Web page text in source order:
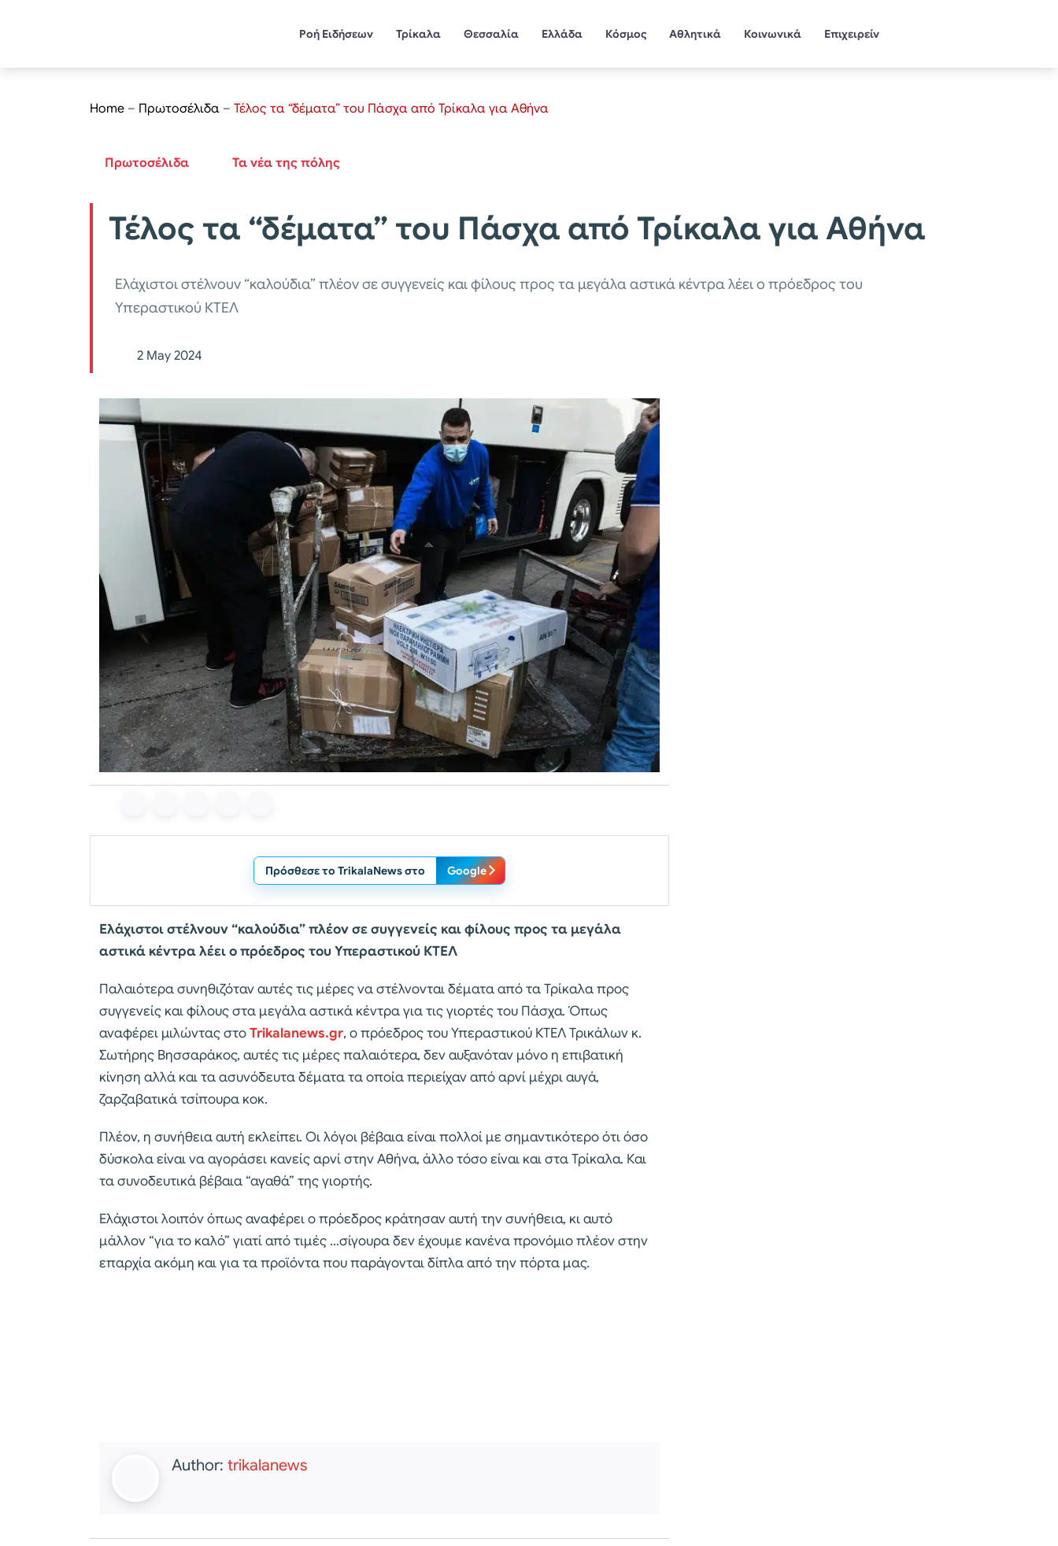
Ροή Ειδήσεων Τρίκαλα Θεσσαλία Ελλάδα Κόσμος Αθλητικά Κοινωνικά Επιχειρείν
Home – Πρωτοσέλιδα – Τέλος τα “δέματα” του Πάσχα από Τρίκαλα για Αθήνα
Πρωτοσέλιδα Τα νέα της πόλης
Τέλος τα “δέματα” του Πάσχα από Τρίκαλα για Αθήνα
Ελάχιστοι στέλνουν “καλούδια” πλέον σε συγγενείς και φίλους προς τα μεγάλα αστικά κέντρα λέει ο πρόεδρος του
Υπεραστικού ΚΤΕΛ
2 May 2024
Πρόσθεσε το TrikalaNews στο Google
Ελάχιστοι στέλνουν “καλούδια” πλέον σε συγγενείς και φίλους προς τα μεγάλα
αστικά κέντρα λέει ο πρόεδρος του Υπεραστικού ΚΤΕΛ
Παλαιότερα συνηθιζόταν αυτές τις μέρες να στέλνονται δέματα από τα Τρίκαλα προς
συγγενείς και φίλους στα μεγάλα αστικά κέντρα για τις γιορτές του Πάσχα. Όπως
αναφέρει μιλώντας στοTrikalanews.gr, ο πρόεδρος του Υπεραστικού ΚΤΕΛ Τρικάλων κ.
Σωτήρης Βησσαράκος, αυτές τις μέρες παλαιότερα, δεν αυξανόταν μόνο η επιβατική
κίνηση αλλά και τα ασυνόδευτα δέματα τα οποία περιείχαν από αρνί μέχρι αυγά,
ζαρζαβατικά τσίπουρα κοκ.
Πλέον, η συνήθεια αυτή εκλείπει. Οι λόγοι βέβαια είναι πολλοί με σημαντικότερο ότι όσο
δύσκολα είναι να αγοράσει κανείς αρνί στην Αθήνα, άλλο τόσο είναι και στα Τρίκαλα. Και
τα συνοδευτικά βέβαια “αγαθά” της γιορτής.
Ελάχιστοι λοιπόν όπως αναφέρει ο πρόεδρος κράτησαν αυτή την συνήθεια, κι αυτό
μάλλον “για το καλό” γιατί από τιμές …σίγουρα δεν έχουμε κανένα προνόμιο πλέον στην
επαρχία ακόμη και για τα προϊόντα που παράγονται δίπλα από την πόρτα μας.
Author: trikalanews